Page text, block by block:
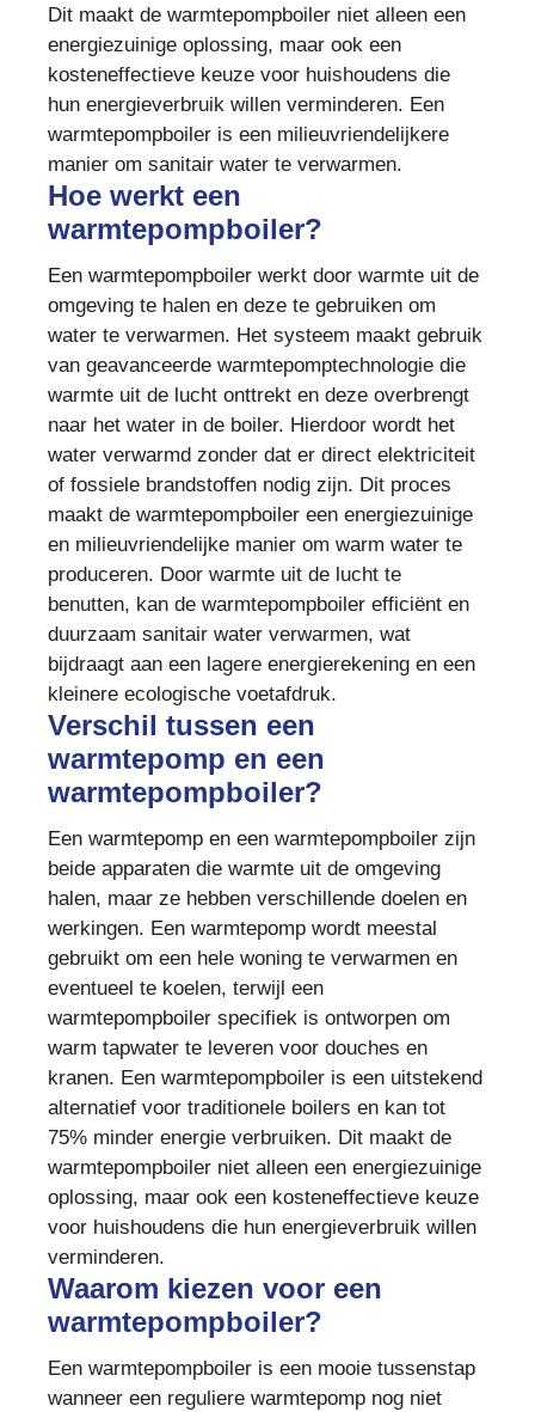
Dit maakt de warmtepompboiler niet alleen een
energiezuinige oplossing, maar ook een
kosteneffectieve keuze voor huishoudens die
hun energieverbruik willen verminderen. Een
warmtepompboiler is een milieuvriendelijkere
manier om sanitair water te verwarmen.
Hoe werkt een
warmtepompboiler?
Een warmtepompboiler werkt door warmte uit de
omgeving te halen en deze te gebruiken om
water te verwarmen. Het systeem maakt gebruik
van geavanceerde warmtepomptechnologie die
warmte uit de lucht onttrekt en deze overbrengt
naar het water in de boiler. Hierdoor wordt het
water verwarmd zonder dat er direct elektriciteit
of fossiele brandstoffen nodig zijn. Dit proces
maakt de warmtepompboiler een energiezuinige
en milieuvriendelijke manier om warm water te
produceren. Door warmte uit de lucht te
benutten, kan de warmtepompboiler efficiënt en
duurzaam sanitair water verwarmen, wat
bijdraagt aan een lagere energierekening en een
kleinere ecologische voetafdruk.
Verschil tussen een
warmtepomp en een
warmtepompboiler?
Een warmtepomp en een warmtepompboiler zijn
beide apparaten die warmte uit de omgeving
halen, maar ze hebben verschillende doelen en
werkingen. Een warmtepomp wordt meestal
gebruikt om een hele woning te verwarmen en
eventueel te koelen, terwijl een
warmtepompboiler specifiek is ontworpen om
warm tapwater te leveren voor douches en
kranen. Een warmtepompboiler is een uitstekend
alternatief voor traditionele boilers en kan tot
75% minder energie verbruiken. Dit maakt de
warmtepompboiler niet alleen een energiezuinige
oplossing, maar ook een kosteneffectieve keuze
voor huishoudens die hun energieverbruik willen
verminderen.
Waarom kiezen voor een
warmtepompboiler?
Een warmtepompboiler is een mooie tussenstap
wanneer een reguliere warmtepomp nog niet